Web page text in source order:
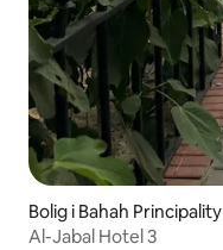
Bolig i Bahah Principality
Al-Jabal Hotel 3